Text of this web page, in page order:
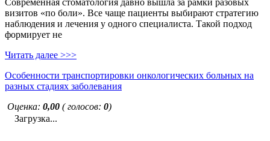
Современная стоматология давно вышла за рамки разовых
визитов «по боли». Все чаще пациенты выбирают стратегию
наблюдения и лечения у одного специалиста. Такой подход
формирует не
Читать далее >>>
Особенности транспортировки онкологических больных на
разных стадиях заболевания
Оценка: 0,00 ( голосов: 0)
Загрузка...